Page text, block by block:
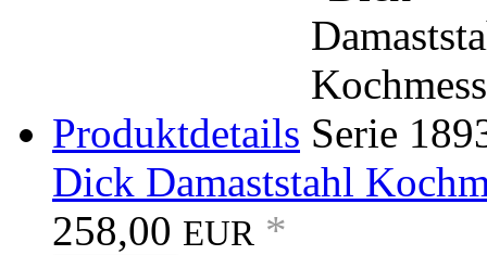
Produktdetails
Dick Damaststahl
258,00 EUR *